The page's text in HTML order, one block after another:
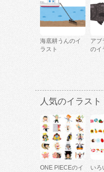
海底耕うんのイ
ラスト
アブ
のイ
人気のイラスト
ONE PIECEのイ
いろ